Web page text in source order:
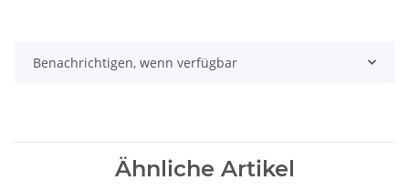
Benachrichtigen, wenn verfügbar
Ähnliche Artikel